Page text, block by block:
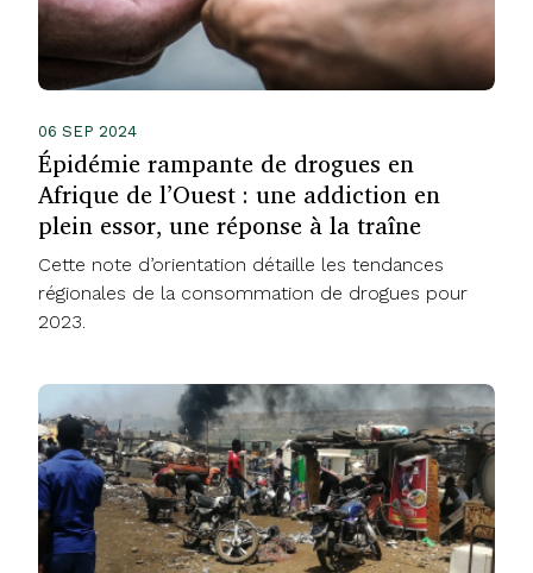
06 SEP 2024
Épidémie rampante de drogues en
Afrique de l’Ouest : une addiction en
plein essor, une réponse à la traîne
Cette note d’orientation détaille les tendances
régionales de la consommation de drogues pour
2023.